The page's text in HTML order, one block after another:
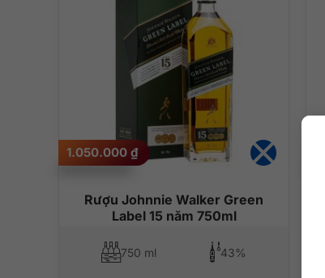
Rượu Johnnie Walker Green
Label 15 năm 750ml
1.050.000 ₫
750 ml 43%